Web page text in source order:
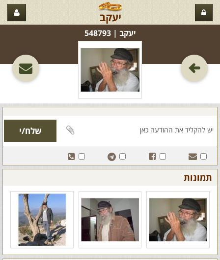
יעקב
יעקב‏ | 548793
תמונות